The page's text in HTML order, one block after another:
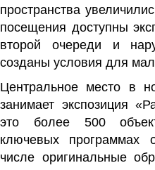
пространства
посещения доступны
второй очереди и
созданы условия для
Центральное место в
занимает экспозиция
это более 500
ключевых программах
числе оригинальные